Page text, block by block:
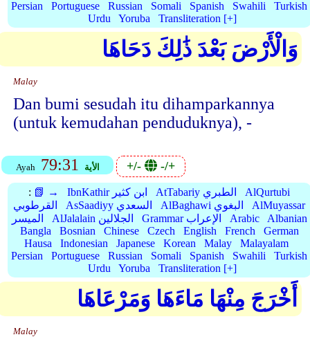
Persian
Portuguese Russian Somali Spanish Swahili
Turkish
Urdu
Yoruba Transliteration [+]
وَالْأَرْضَ بَعْدَ ذَٰلِكَ دَحَاهَا
Malay
Dan bumi sesudah itu dihamparkannya
(untuk kemudahan penduduknya), -
Ayah 79:31 الأية +/- -/+
: 📗 → IbnKathir ابن كثير AtTabariy الطبري
AlQurtubi
القرطوبي
AsSaadiyy السعدي AlBaghawi البغوي
AlMuyassar
الميسر
AlJalalain الجلالين Grammar الإعراب Arabic
Albanian
Bangla
Bosnian Chinese Czech English French
German
Hausa
Indonesian Japanese Korean Malay
Malayalam
Persian
Portuguese Russian Somali Spanish Swahili
Turkish
Urdu
Yoruba Transliteration [+]
أَخْرَجَ مِنْهَا مَاءَهَا وَمَرْعَاهَا
Malay